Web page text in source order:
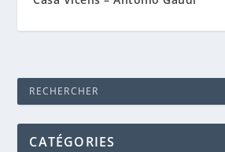
CATÉGORIES